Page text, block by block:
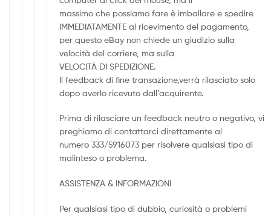
massimo che possiamo fare è imballare e spedire
IMMEDIATAMENTE al ricevimento del pagamento,
per questo eBay non chiede un giudizio sulla
velocità del corriere, ma sulla
VELOCITÀ DI SPEDIZIONE.
Il feedback di fine transazione,verrà rilasciato solo
dopo averlo ricevuto dall’acquirente.
Prima di rilasciare un feedback neutro o negativo, vi
preghiamo di contattarci direttamente al
numero 333/5916073 per risolvere qualsiasi tipo di
malinteso o problema.
ASSISTENZA & INFORMAZIONI
Per qualsiasi tipo di dubbio, curiosità o problemi